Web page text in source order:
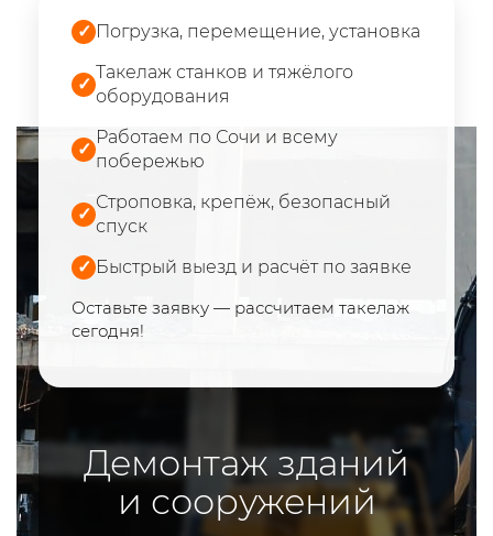
✓ Погрузка, перемещение, установка
✓
Такелаж станков и тяжёлого
оборудования
✓
Работаем по Сочи и всему
побережью
✓
Строповка, крепёж, безопасный
спуск
✓ Быстрый выезд и расчёт по заявке
Оставьте заявку — рассчитаем такелаж
сегодня!
Демонтаж зданий
и сооружений